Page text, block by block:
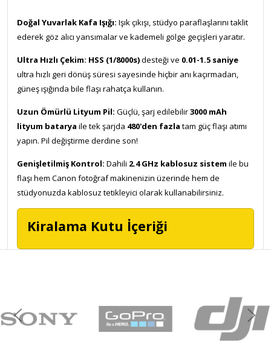
Doğal Yuvarlak Kafa Işığı: Işık çıkışı, stüdyo paraflaşlarını taklit
ederek göz alıcı yansımalar ve kademeli gölge geçişleri yaratır.
Ultra Hızlı Çekim: HSS (1/8000s)desteği ve 0.01-1.5 saniye
ultra hızlı geri dönüş süresi sayesinde hiçbir anı kaçırmadan,
güneş ışığında bile flaşı rahatça kullanın.
Uzun Ömürlü Lityum Pil: Güçlü, şarj edilebilir3000 mAh
lityum batarya ile tek şarjda 480'den fazla tam güç flaşı atımı
yapın. Pil değiştirme derdine son!
Genişletilmiş Kontrol: Dahili 2.4 GHz kablosuz sistem ile bu
flaşı hem Canon fotoğraf makinenizin üzerinde hem de
stüdyonuzda kablosuz tetikleyici olarak kullanabilirsiniz.
Kiralama Kutu İçeriği